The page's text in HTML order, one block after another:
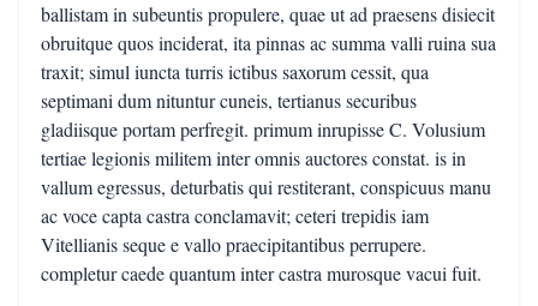
ballistam in subeuntis propulere, quae ut ad praesens disiecit
obruitque quos inciderat, ita pinnas ac summa valli ruina sua
traxit; simul iuncta turris ictibus saxorum cessit, qua
septimani dum nituntur cuneis, tertianus securibus
gladiisque portam perfregit. primum inrupisse C. Volusium
tertiae legionis militem inter omnis auctores constat. is in
vallum egressus, deturbatis qui restiterant, conspicuus manu
ac voce capta castra conclamavit; ceteri trepidis iam
Vitellianis seque e vallo praecipitantibus perrupere.
completur caede quantum inter castra murosque vacui fuit.